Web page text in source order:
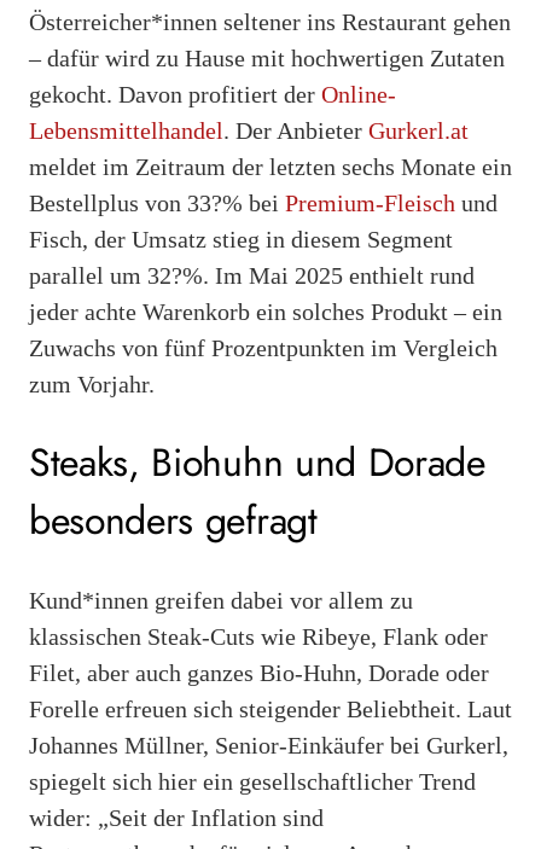
Österreicher*innen seltener ins Restaurant gehen
– dafür wird zu Hause mit hochwertigen Zutaten
gekocht. Davon profitiert der Online-
Lebensmittelhandel. Der Anbieter Gurkerl.at
meldet im Zeitraum der letzten sechs Monate ein
Bestellplus von 33?% bei Premium-Fleisch und
Fisch, der Umsatz stieg in diesem Segment
parallel um 32?%. Im Mai 2025 enthielt rund
jeder achte Warenkorb ein solches Produkt – ein
Zuwachs von fünf Prozentpunkten im Vergleich
zum Vorjahr.
Steaks, Biohuhn und Dorade
besonders gefragt
Kund*innen greifen dabei vor allem zu
klassischen Steak-Cuts wie Ribeye, Flank oder
Filet, aber auch ganzes Bio-Huhn, Dorade oder
Forelle erfreuen sich steigender Beliebtheit. Laut
Johannes Müllner, Senior-Einkäufer bei Gurkerl,
spiegelt sich hier ein gesellschaftlicher Trend
wider: „Seit der Inflation sind